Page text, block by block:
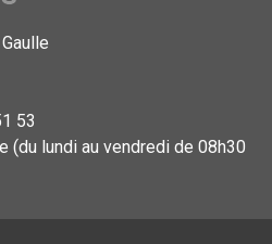
53
(du lundi au vendredi de 08h30